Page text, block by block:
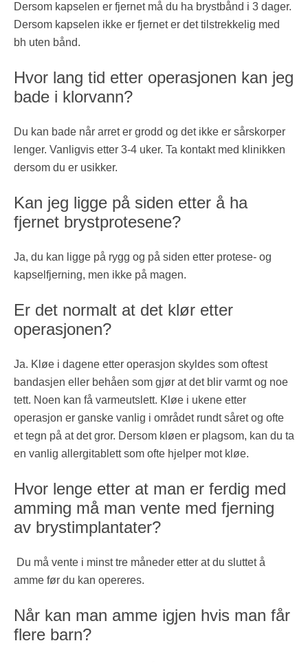
Dersom kapselen er fjernet må du ha brystbånd i 3 dager.
Dersom kapselen ikke er fjernet er det tilstrekkelig med
bh uten bånd.
Hvor lang tid etter operasjonen kan jeg
bade i klorvann?
Du kan bade når arret er grodd og det ikke er sårskorper
lenger. Vanligvis etter 3-4 uker. Ta kontakt med klinikken
dersom du er usikker.
Kan jeg ligge på siden etter å ha
fjernet brystprotesene?
Ja, du kan ligge på rygg og på siden etter protese- og
kapselfjerning, men ikke på magen.
Er det normalt at det klør etter
operasjonen?
Ja. Kløe i dagene etter operasjon skyldes som oftest
bandasjen eller behåen som gjør at det blir varmt og noe
tett. Noen kan få varmeutslett. Kløe i ukene etter
operasjon er ganske vanlig i området rundt såret og ofte
et tegn på at det gror. Dersom kløen er plagsom, kan du ta
en vanlig allergitablett som ofte hjelper mot kløe.
Hvor lenge etter at man er ferdig med
amming må man vente med fjerning
av brystimplantater?
Du må vente i minst tre måneder etter at du sluttet å
amme før du kan opereres.
Når kan man amme igjen hvis man får
flere barn?